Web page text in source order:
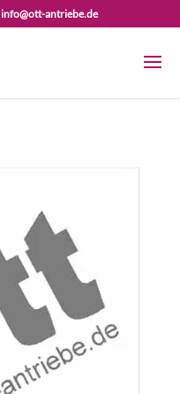
info@ott-antriebe.de